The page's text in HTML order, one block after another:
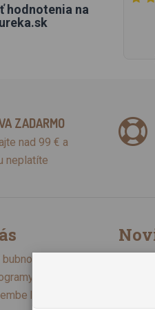
hodnotenia na
ZADARMO
nad 99 € a
neplatíte
pre školy,
bubnov,
Zásady